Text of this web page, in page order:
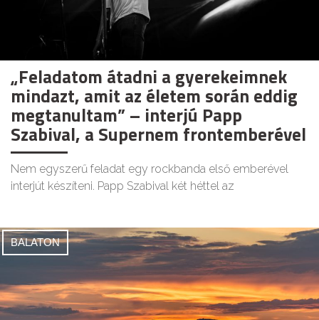
„Feladatom átadni a gyerekeimnek
mindazt, amit az életem során eddig
megtanultam” – interjú Papp
Szabival, a Supernem frontemberével
Nem egyszerű feladat egy rockbanda első emberével
interjút készíteni. Papp Szabival két héttel az
BALATON